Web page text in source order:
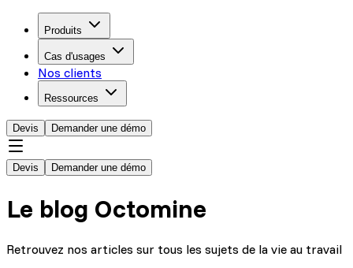
Produits
Cas d'usages
Nos clients
Ressources
Devis Demander une démo
Devis Demander une démo
Le blog Octomine
Retrouvez nos articles sur tous les sujets de la vie au travail